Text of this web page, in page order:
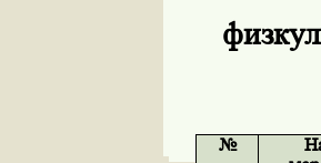
№